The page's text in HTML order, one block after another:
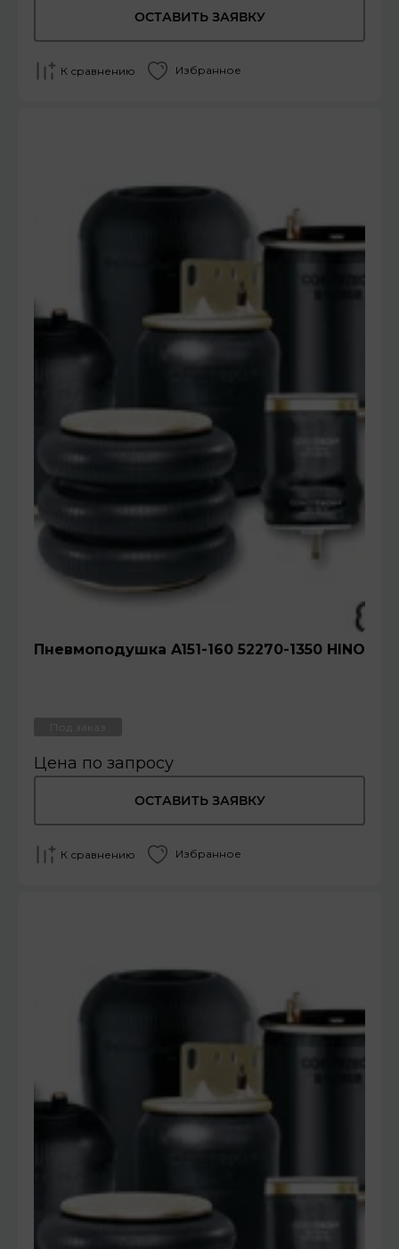
ОСТАВИТЬ ЗАЯВКУ
К сравнению Избранное
Пневмоподушка A151-160 52270-1350 HINO
Цена по запросу
ОСТАВИТЬ ЗАЯВКУ
К сравнению Избранное